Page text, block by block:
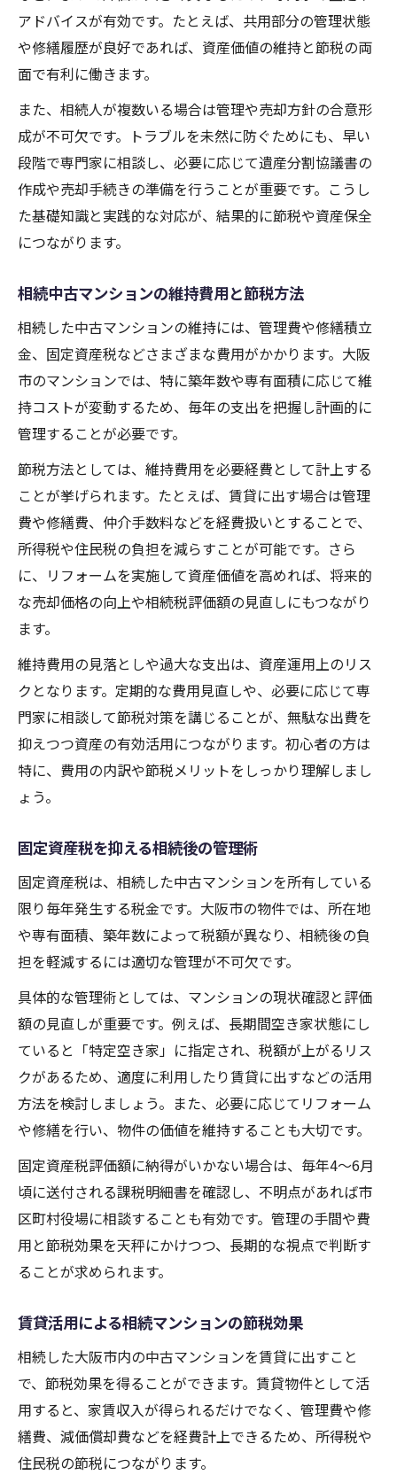
アドバイスが有効です。たとえば、共用部分の管理状態
や修繕履歴が良好であれば、資産価値の維持と節税の両
面で有利に働きます。
また、相続人が複数いる場合は管理や売却方針の合意形
成が不可欠です。トラブルを未然に防ぐためにも、早い
段階で専門家に相談し、必要に応じて遺産分割協議書の
作成や売却手続きの準備を行うことが重要です。こうし
た基礎知識と実践的な対応が、結果的に節税や資産保全
につながります。
相続中古マンションの維持費用と節税方法
相続した中古マンションの維持には、管理費や修繕積立
金、固定資産税などさまざまな費用がかかります。大阪
市のマンションでは、特に築年数や専有面積に応じて維
持コストが変動するため、毎年の支出を把握し計画的に
管理することが必要です。
節税方法としては、維持費用を必要経費として計上する
ことが挙げられます。たとえば、賃貸に出す場合は管理
費や修繕費、仲介手数料などを経費扱いとすることで、
所得税や住民税の負担を減らすことが可能です。さら
に、リフォームを実施して資産価値を高めれば、将来的
な売却価格の向上や相続税評価額の見直しにもつながり
ます。
維持費用の見落としや過大な支出は、資産運用上のリス
クとなります。定期的な費用見直しや、必要に応じて専
門家に相談して節税対策を講じることが、無駄な出費を
抑えつつ資産の有効活用につながります。初心者の方は
特に、費用の内訳や節税メリットをしっかり理解しまし
ょう。
固定資産税を抑える相続後の管理術
固定資産税は、相続した中古マンションを所有している
限り毎年発生する税金です。大阪市の物件では、所在地
や専有面積、築年数によって税額が異なり、相続後の負
担を軽減するには適切な管理が不可欠です。
具体的な管理術としては、マンションの現状確認と評価
額の見直しが重要です。例えば、長期間空き家状態にし
ていると「特定空き家」に指定され、税額が上がるリス
クがあるため、適度に利用したり賃貸に出すなどの活用
方法を検討しましょう。また、必要に応じてリフォーム
や修繕を行い、物件の価値を維持することも大切です。
固定資産税評価額に納得がいかない場合は、毎年4～6月
頃に送付される課税明細書を確認し、不明点があれば市
区町村役場に相談することも有効です。管理の手間や費
用と節税効果を天秤にかけつつ、長期的な視点で判断す
ることが求められます。
賃貸活用による相続マンションの節税効果
相続した大阪市内の中古マンションを賃貸に出すこと
で、節税効果を得ることができます。賃貸物件として活
用すると、家賃収入が得られるだけでなく、管理費や修
繕費、減価償却費などを経費計上できるため、所得税や
住民税の節税につながります。